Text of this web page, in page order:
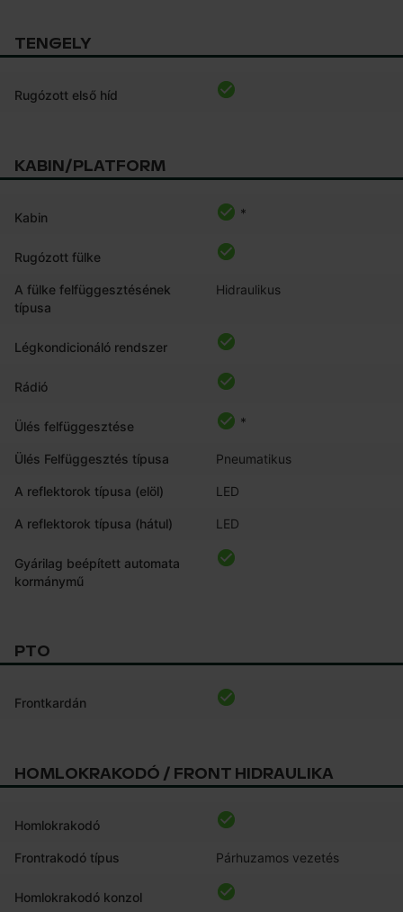
TENGELY
Rugózott első híd
KABIN/PLATFORM
Kabin *
Rugózott fülke
A fülke felfüggesztésének
típusa
Hidraulikus
Légkondicionáló rendszer
Rádió
Ülés felfüggesztése *
Ülés Felfüggesztés típusa Pneumatikus
A reflektorok típusa (elöl) LED
A reflektorok típusa (hátul) LED
Gyárilag beépített automata
kormánymű
PTO
Frontkardán
HOMLOKRAKODÓ / FRONT HIDRAULIKA
Homlokrakodó
Frontrakodó típus Párhuzamos vezetés
Homlokrakodó konzol